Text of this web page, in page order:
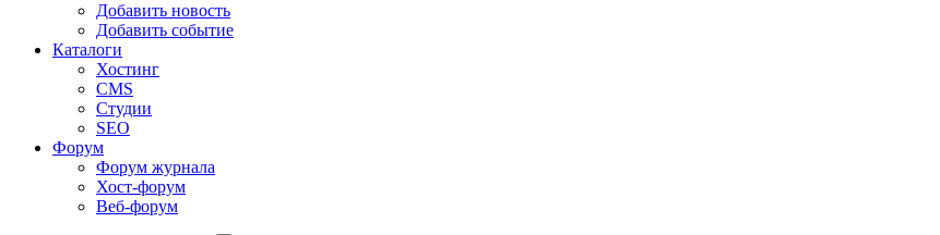
Добавить новость
Добавить событие
Каталоги
Хостинг
CMS
Студии
SEO
Форум
Форум журнала
Хост-форум
Веб-форум